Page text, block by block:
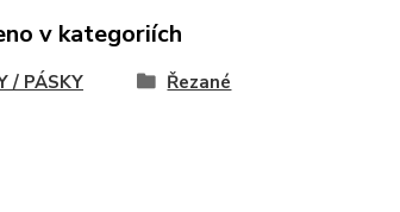
v kategoriích
/ PÁSKY Řezané